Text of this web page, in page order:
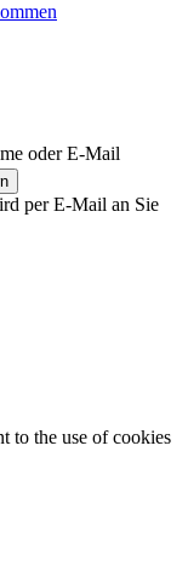
oder E-Mail
per E-Mail an Sie
to the use of cookies